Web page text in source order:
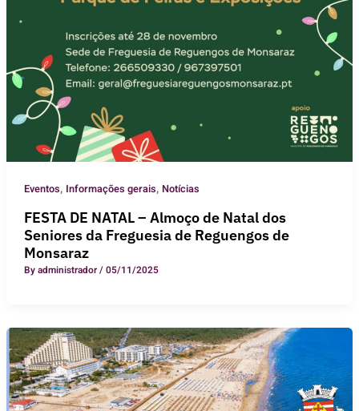
Eventos, Informações gerais, Notícias
FESTA DE NATAL – Almoço de Natal dos
Seniores da Freguesia de Reguengos de
Monsaraz
Byadministrador/05/11/2025